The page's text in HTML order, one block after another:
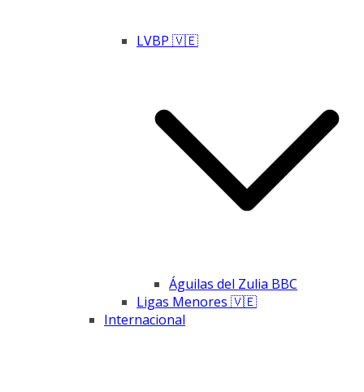
LVBP 🇻🇪
Águilas del Zulia BBC
Ligas Menores 🇻🇪
Internacional